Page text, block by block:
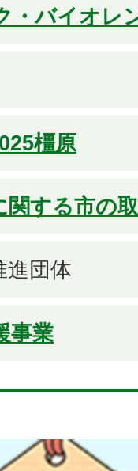
・バイオレ
橿原
関する市の
進団体
事業